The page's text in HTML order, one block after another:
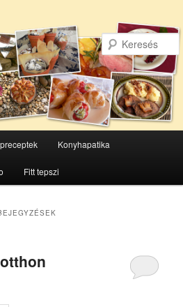
Konyhapatika
Fitt tepszi